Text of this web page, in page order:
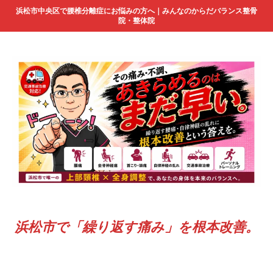
浜松市中央区で腰椎分離症にお悩みの方へ｜みんなのからだバランス整骨
院・整体院
浜松市で「繰り返す痛み」を根本改善。